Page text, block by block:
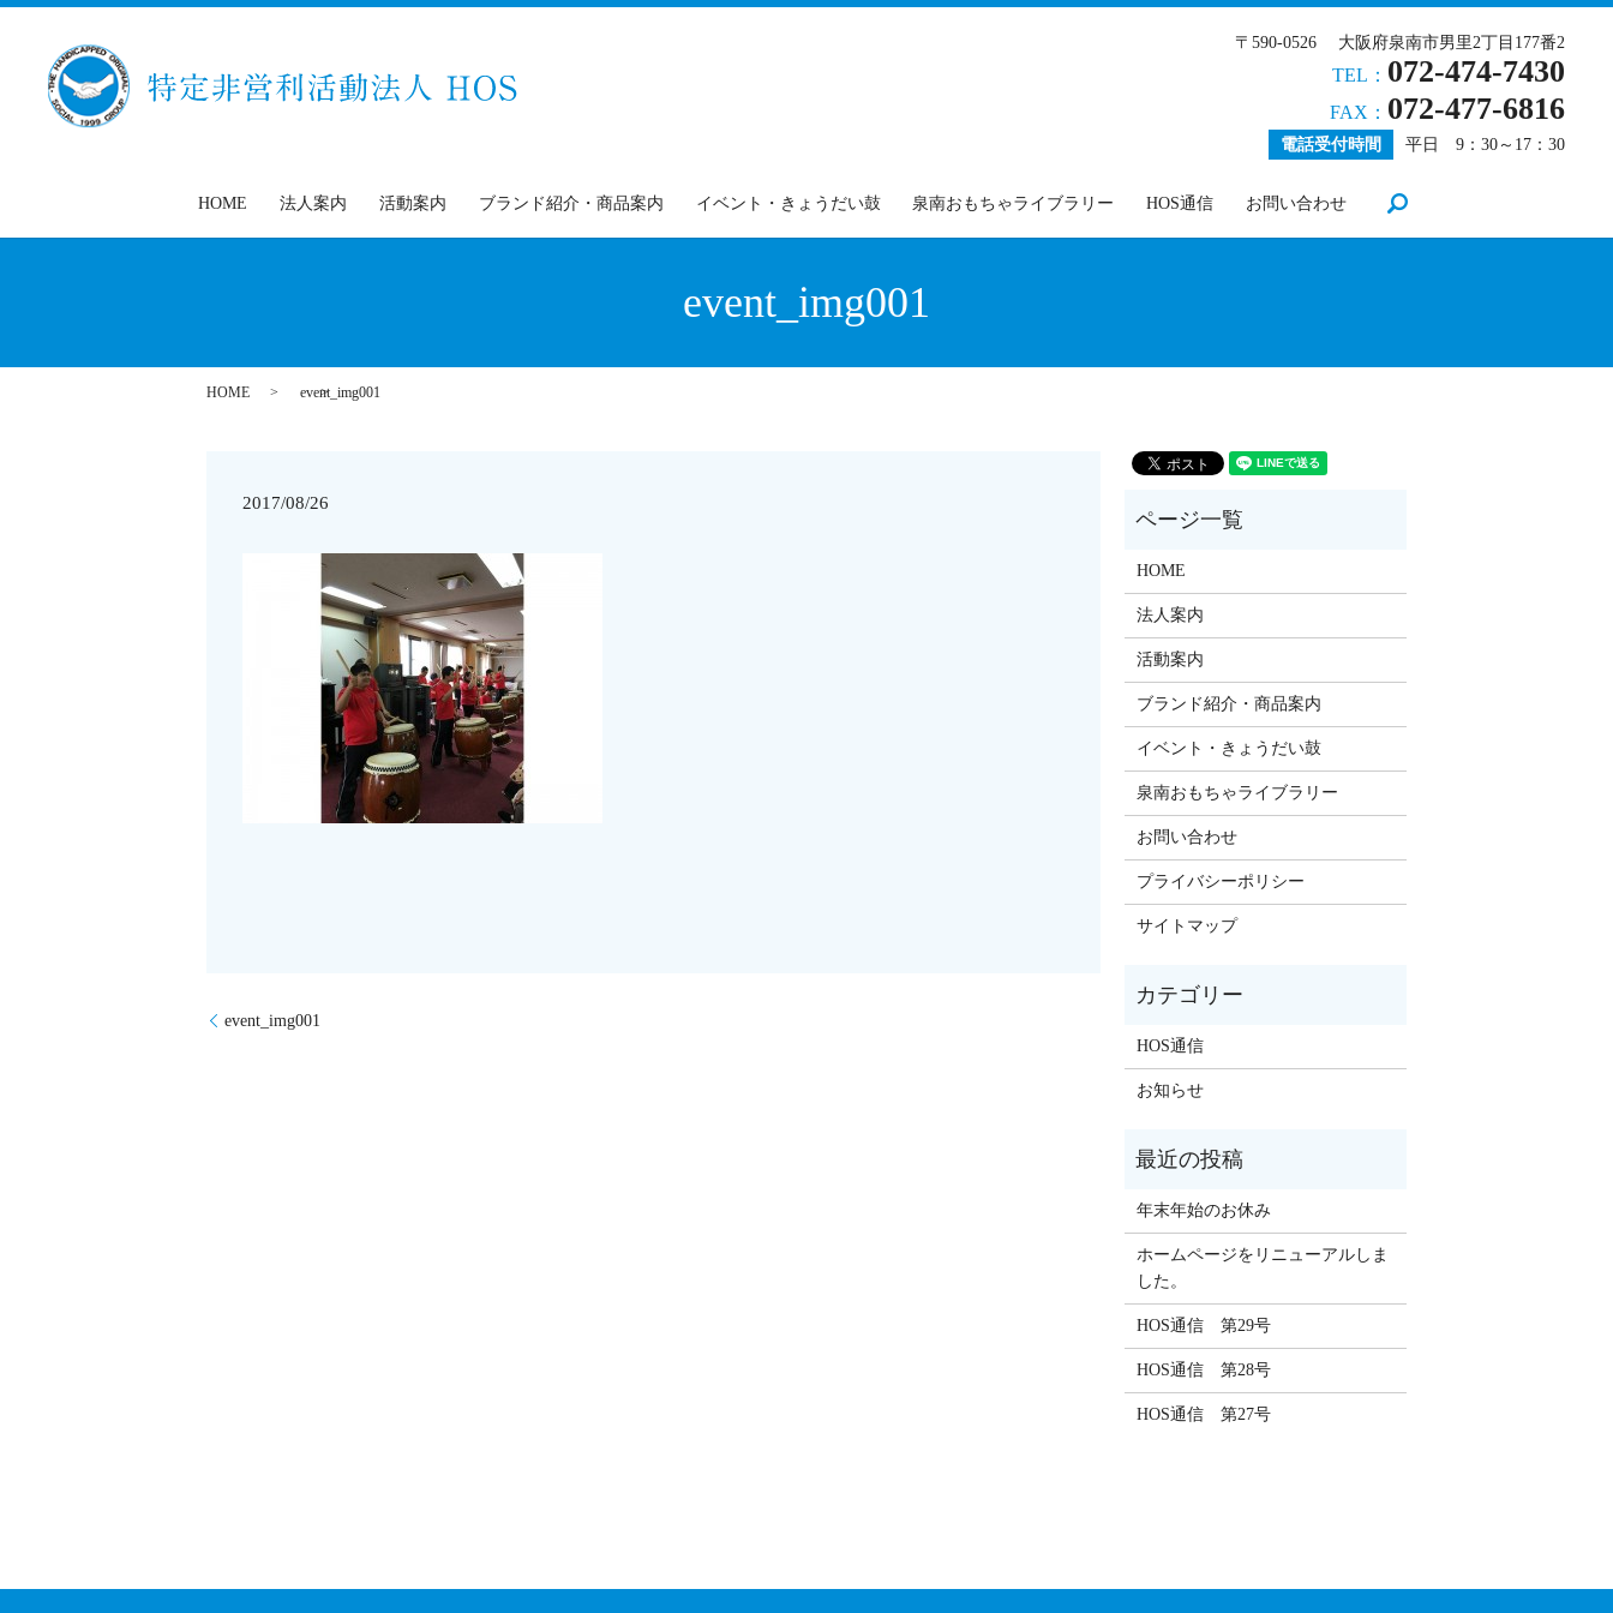
〒590-0526 大阪府泉南市男里2丁目177番2
TEL： 072-474-7430
FAX： 072-477-6816
電話受付時間 平日 9：30～17：30
HOME 法人案内 活動案内 ブランド紹介・商品案内 イベント・きょうだい鼓 泉南おもちゃライブラリー HOS通信 お問い合わせ
event_img001
HOME event_img001
2017/08/26
event_img001
HOME
法人案内
活動案内
ブランド紹介・商品案内
イベント・きょうだい鼓
泉南おもちゃライブラリー
お問い合わせ
プライバシーポリシー
サイトマップ
HOS通信
お知らせ
年末年始のお休み
ホームページをリニューアルしま
した。
HOS通信 第29号
HOS通信 第28号
HOS通信 第27号